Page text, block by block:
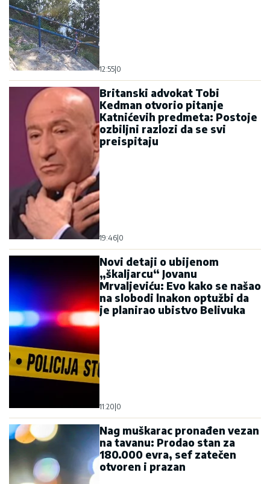
12:55 0
Britanski advokat Tobi
Kedman otvorio pitanje
Katnićevih predmeta: Postoje
ozbiljni razlozi da se svi
preispitaju
19:46 0
Novi detaji o ubijenom
„škaljarcu“ Jovanu
Mrvaljeviću: Evo kako se našao
na slobodi lnakon optužbi da
je planirao ubistvo Belivuka
11:20 0
Nag muškarac pronađen vezan
na tavanu: Prodao stan za
180.000 evra, sef zatečen
otvoren i prazan